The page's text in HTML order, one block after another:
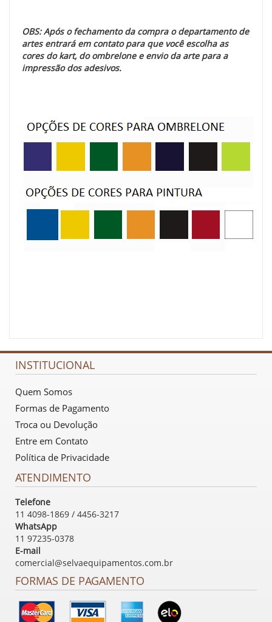
OBS: Após o fechamento da compra o departamento de
artes entrará em contato para que você escolha as
cores do kart, do ombrelone e envio da arte para a
impressão dos adesivos.
INSTITUCIONAL
Quem Somos
Formas de Pagamento
Troca ou Devolução
Entre em Contato
Política de Privacidade
ATENDIMENTO
Telefone
11 4098-1869 / 4456-3217
WhatsApp
11 97235-0378
E-mail
comercial@selvaequipamentos.com.br
FORMAS DE PAGAMENTO